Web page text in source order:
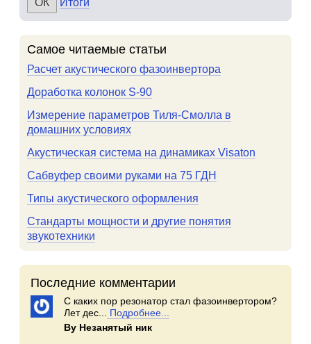
Итоги
Самое читаемые статьи
Расчет акустического фазоинвертора
Доработка колонок S-90
Измерение параметров Тиля-Смолла в
домашних условиях
Акустическая система на динамиках Visaton
Сабвуфер своими руками на 75 ГДН
Типы акустического оформления
Стандарты мощности и другие понятия
звукотехники
Последние комментарии
С каких пор резонатор стал фазоинвертором?
Лет дес...
Подробнее...
By Незанятый ник